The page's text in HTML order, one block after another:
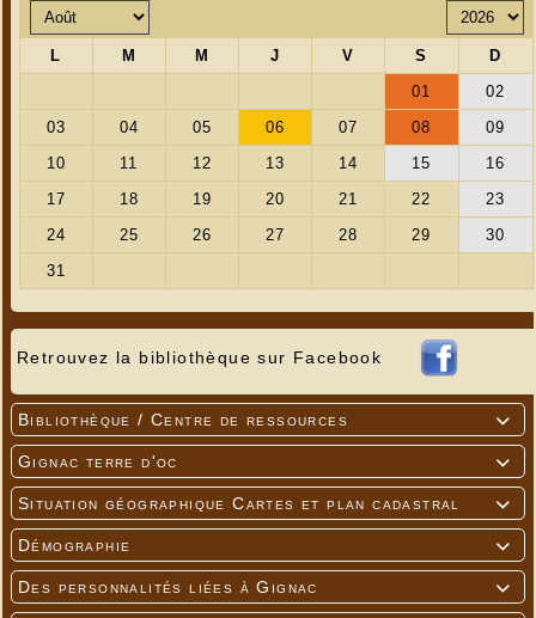
Retrouvez la bibliothèque sur Facebook

Bibliothèque / Centre de ressources

Gignac terre d'oc

Situation géographique Cartes et plan cadastral

Démographie

Des personnalités liées à Gignac